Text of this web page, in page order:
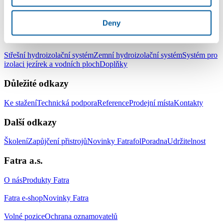
Deny
Produkty
Střešní hydroizolační systémZemní hydroizolační systémSystém pro
izolaci jezírek a vodních plochDoplňky
Důležité odkazy
Ke staženíTechnická podporaReferenceProdejní místaKontakty
Další odkazy
ŠkoleníZapůjčení přistrojůNovinky FatrafolPoradnaUdržitelnost
Fatra a.s.
O násProdukty Fatra
Fatra e-shopNovinky Fatra
Volné poziceOchrana oznamovatelů